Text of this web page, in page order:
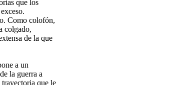
que los
Como colofón,
colgado,
de la que
a un
la guerra a
que le